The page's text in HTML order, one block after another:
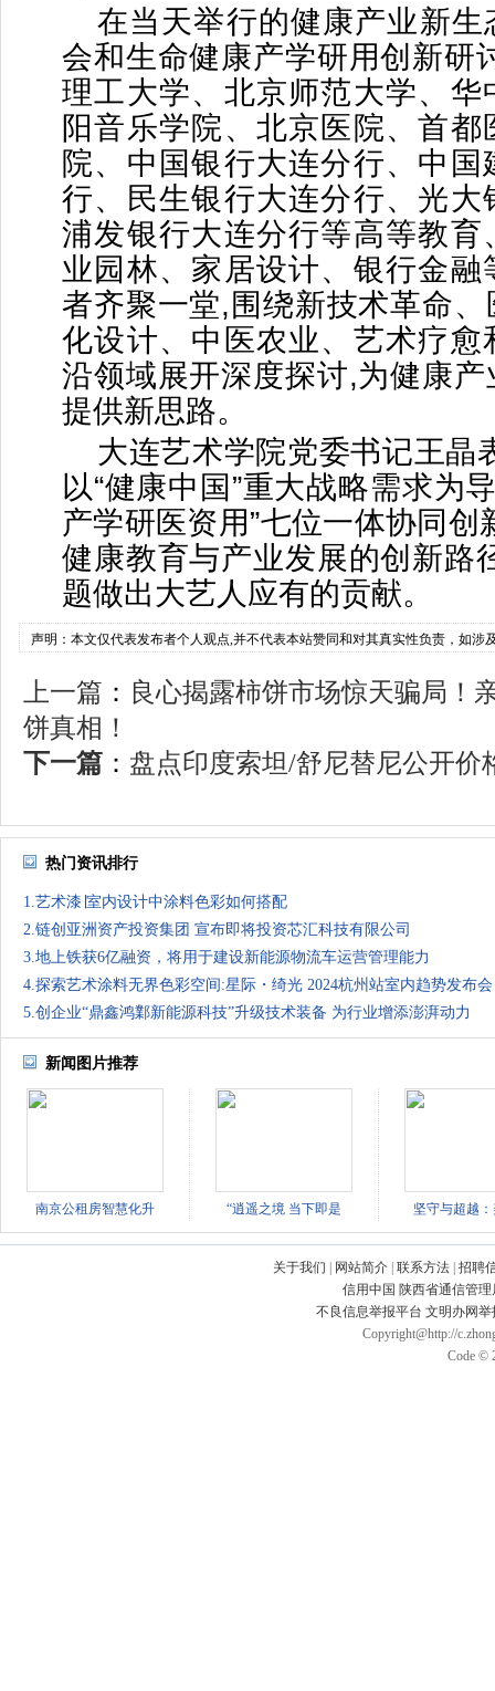
在当天举行的健康产业新生
会和生命健康产学研用创新研
理工大学、北京师范大学、华
阳音乐学院、北京医院、首都
院、中国银行大连分行、中国
行、民生银行大连分行、光大
浦发银行大连分行等高等教育
业园林、家居设计、银行金融
者齐聚一堂,围绕新技术革命
化设计、中医农业、艺术疗愈
沿领域展开深度探讨,为健康
提供新思路。
大连艺术学院党委书记王晶
以“健康中国”重大战略需求为
产学研医资用”七位一体协同创
健康教育与产业发展的创新路
题做出大艺人应有的贡献。
声明：本文仅代表发布者个人观点,并不代表本站赞同和对其真实性负责，如涉
上一篇 ： 良心揭露柿饼市场惊天骗局！
饼真相！
下一篇 ： 盘点印度索坦/舒尼替尼公开价
热门资讯排行
1.艺术漆∣室内设计中涂料色彩如何搭配
2.链创亚洲资产投资集团 宣布即将投资芯汇科技有限公司
3.地上铁获6亿融资，将用于建设新能源物流车运营管理能力
4.探索艺术涂料无界色彩空间:星际・绮光 2024杭州站室内趋势发布会
5.创企业“鼎鑫鸿鄴新能源科技”升级技术装备 为行业增添澎湃动力
新闻图片推荐
南京公租房智慧化升 “逍遥之境 当下即是 坚守与超越
关于我们 网站简介 联系方法 招聘
信用中国 陕西省通信管理
不良信息举报平台 文明办网
Copyright@http://
Code ©